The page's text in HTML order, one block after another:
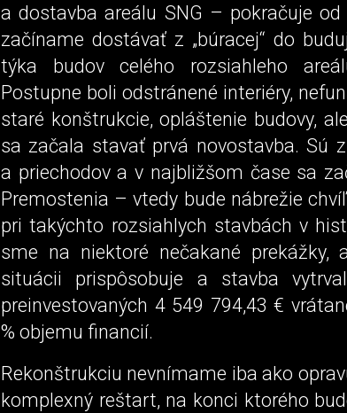
a dostavba areálu SNG – pokračuje
začíname dostávať z „búracej“ do
týka budov celého rozsiahleho
Postupne boli odstránené interiéry,
staré konštrukcie, opláštenie budovy,
sa začala stavať prvá novostavba. Sú
a priechodov a v najbližšom čase sa
Premostenia – vtedy bude nábrežie
pri takýchto rozsiahlych stavbách v
sme na niektoré nečakané prekážky,
situácii prispôsobuje a stavba
preinvestovaných 4 549 794,43 €
% objemu financií.
Rekonštrukciu nevnímame iba ako
komplexný reštart, na konci ktorého